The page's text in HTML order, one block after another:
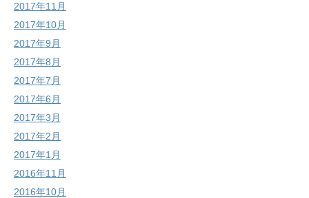
2017年11月
2017年10月
2017年9月
2017年8月
2017年7月
2017年6月
2017年3月
2017年2月
2017年1月
2016年11月
2016年10月